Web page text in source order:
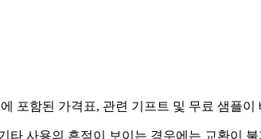
포함된 가격표, 관련 기프트 및 무료 샘플
사용의 흔적이 보이는 경우에는 교환이